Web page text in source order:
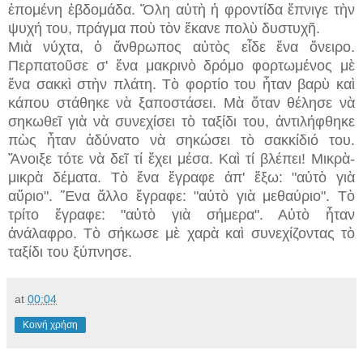
ἑπομένη ἑβδομάδα. Ὅλη αὐτὴ ἡ φροντίδα ἔπνιγε τὴν
ψυχή του, πράγμα ποὺ τὸν ἔκανε πολὺ δυστυχῆ.
Μιὰ νύχτα, ὁ ἄνθρωπος αὐτὸς εἶδε ἕνα ὄνειρο.
Περπατοῦσε σ' ἕνα μακρινὸ δρόμο φορτωμένος μὲ
ἕνα σακκὶ στὴν πλάτη. Τὸ φορτίο του ἦταν βαρὺ καὶ
κάπου στάθηκε νὰ ξαποστάσει. Μὰ ὅταν θέλησε νὰ
σηκωθεῖ γιὰ νὰ συνεχίσει τὸ ταξίδι του, ἀντιλήφθηκε
πὼς ἦταν ἀδύνατο νὰ σηκώσει τὸ σακκίδιό του.
Ἄνοιξε τότε νὰ δεῖ τί ἔχει μέσα. Καὶ τί βλέπει! Μικρὰ-
μικρὰ δέματα. Τὸ ἕνα ἔγραφε ἀπ' ἔξω: "αὐτὸ γιὰ
αὔριο". Ἕνα ἄλλο ἔγραφε: "αὐτὸ γιὰ μεθαύριο". Τὸ
τρίτο ἔγραφε: "αὐτὸ γιὰ σήμερα". Αὐτὸ ἦταν
ἀνάλαφρο. Τὸ σήκωσε μὲ χαρὰ καὶ συνεχίζοντας τὸ
ταξίδι του ξύπνησε.
at 00:04
Κοινή χρήση